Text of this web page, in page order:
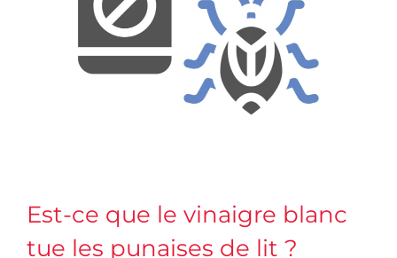
Est-ce que le vinaigre blanc
tue les punaises de lit ?